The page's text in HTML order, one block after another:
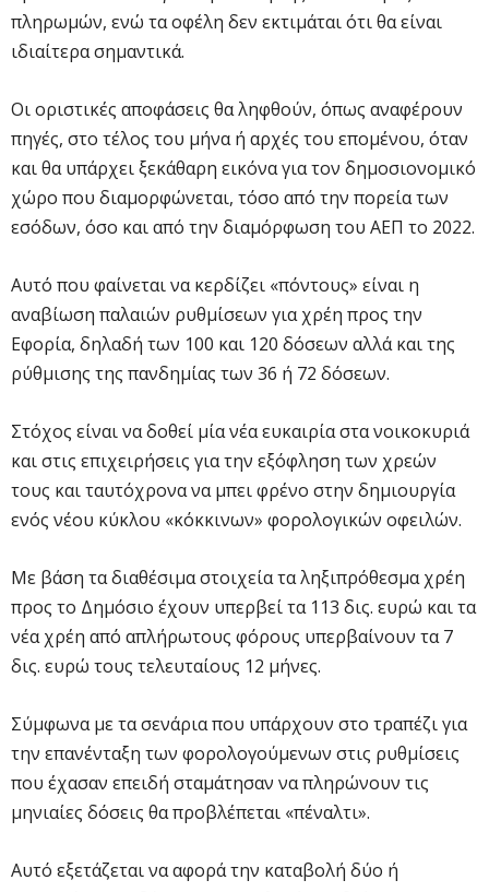
πληρωμών, ενώ τα οφέλη δεν εκτιμάται ότι θα είναι
ιδιαίτερα σημαντικά.
Οι οριστικές αποφάσεις θα ληφθούν, όπως αναφέρουν
πηγές, στο τέλος του μήνα ή αρχές του επομένου, όταν
και θα υπάρχει ξεκάθαρη εικόνα για τον δημοσιονομικό
χώρο που διαμορφώνεται, τόσο από την πορεία των
εσόδων, όσο και από την διαμόρφωση του ΑΕΠ το 2022.
Αυτό που φαίνεται να κερδίζει «πόντους» είναι η
αναβίωση παλαιών ρυθμίσεων για χρέη προς την
Εφορία, δηλαδή των 100 και 120 δόσεων αλλά και της
ρύθμισης της πανδημίας των 36 ή 72 δόσεων.
Στόχος είναι να δοθεί μία νέα ευκαιρία στα νοικοκυριά
και στις επιχειρήσεις για την εξόφληση των χρεών
τους και ταυτόχρονα να μπει φρένο στην δημιουργία
ενός νέου κύκλου «κόκκινων» φορολογικών οφειλών.
Με βάση τα διαθέσιμα στοιχεία τα ληξιπρόθεσμα χρέη
προς το Δημόσιο έχουν υπερβεί τα 113 δις. ευρώ και τα
νέα χρέη από απλήρωτους φόρους υπερβαίνουν τα 7
δις. ευρώ τους τελευταίους 12 μήνες.
Σύμφωνα με τα σενάρια που υπάρχουν στο τραπέζι για
την επανένταξη των φορολογούμενων στις ρυθμίσεις
που έχασαν επειδή σταμάτησαν να πληρώνουν τις
μηνιαίες δόσεις θα προβλέπεται «πέναλτι».
Αυτό εξετάζεται να αφορά την καταβολή δύο ή